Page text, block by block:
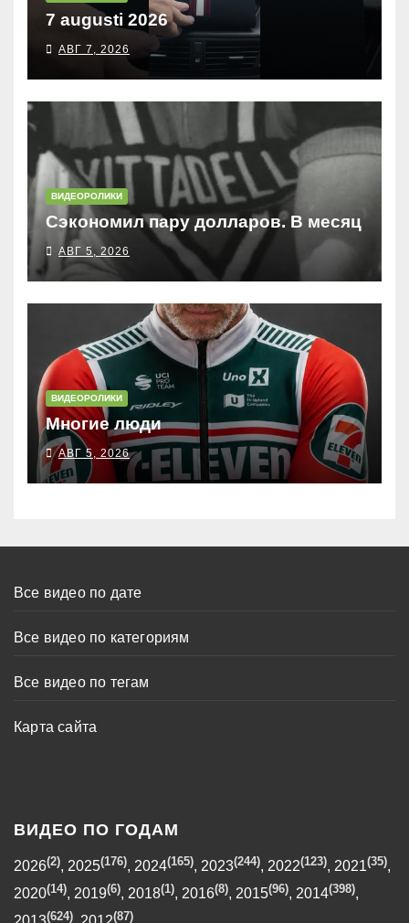
7 augusti 2026
АВГ 7, 2026
ВИДЕОРОЛИКИ
Сэкономил пару долларов. В месяц
АВГ 5, 2026
ВИДЕОРОЛИКИ
Многие люди
АВГ 5, 2026
Все видео по дате
Все видео по категориям
Все видео по тегам
Карта сайта
ВИДЕО ПО ГОДАМ
2026(2), 2025(176), 2024(165), 2023(244), 2022(123), 2021(35),
2020(14), 2019(6), 2018(1), 2016(8), 2015(96), 2014(398),
(624) (87)